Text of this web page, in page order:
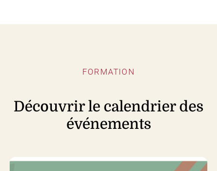
FORMATION
Découvrir le calendrier des
événements